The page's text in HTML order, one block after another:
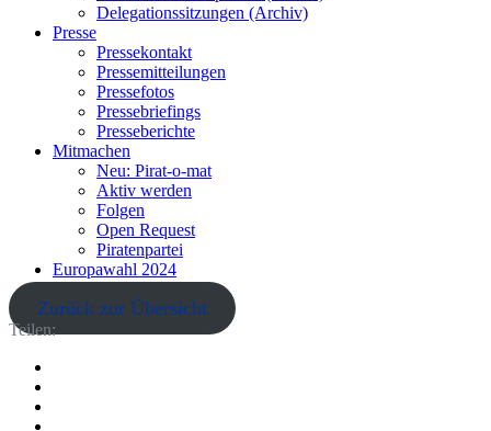
Delegationssitzungen (Archiv)
Presse
Pressekontakt
Pressemitteilungen
Pressefotos
Pressebriefings
Presseberichte
Mitmachen
Neu: Pirat-o-mat
Aktiv werden
Folgen
Open Request
Piratenpartei
Europawahl 2024
Zurück zur Übersicht
Teilen: